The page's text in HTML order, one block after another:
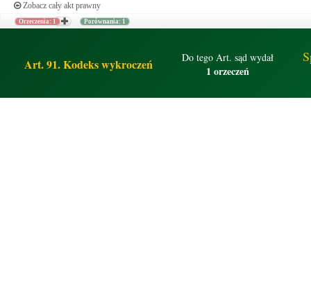
Zobacz cały akt prawny
Orzeczenia: 1 Porównania: 1
Art. 91. Kodeks wykroczeń Do tego Art. sąd wydał
1 orzeczeń